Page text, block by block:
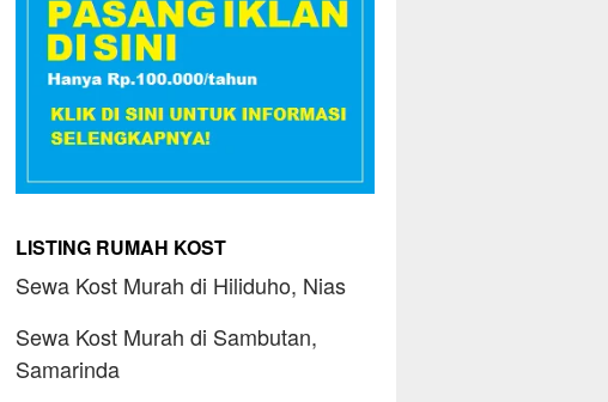
LISTING RUMAH KOST
Sewa Kost Murah di Hiliduho, Nias
Sewa Kost Murah di Sambutan,
Samarinda